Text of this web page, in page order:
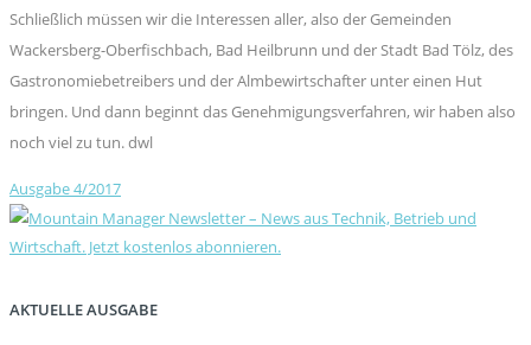
Schließlich müssen wir die Interessen aller, also der Gemeinden
Wackersberg-Oberfischbach, Bad Heilbrunn und der Stadt Bad Tölz, des
Gastronomiebetreibers und der Almbewirtschafter unter einen Hut
bringen. Und dann beginnt das Genehmigungsverfahren, wir haben also
noch viel zu tun. dwl
Ausgabe 4/2017
AKTUELLE AUSGABE